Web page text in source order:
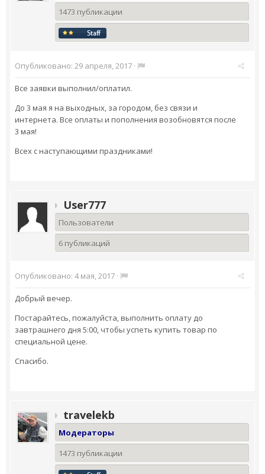
1473 публикации
Опубликовано: 29 апреля, 2017 ·
Все заявки выполнил/оплатил.
До 3 мая я на выходных, за городом, без связи и
интернета. Все оплаты и пополнения возобновятся после
3 мая!
Всех с наступающими праздниками!
User777
Пользователи
6 публикаций
Опубликовано: 4 мая, 2017 ·
Добрый вечер.
Постарайтесь, пожалуйста, выполнить оплату до
завтрашнего дня 5:00, чтобы успеть купить товар по
специальной цене.
Спасибо.
travelekb
Модераторы
1473 публикации